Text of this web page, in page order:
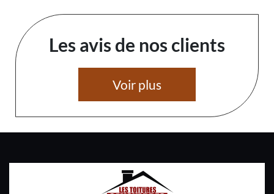
Les avis de nos clients
Voir plus